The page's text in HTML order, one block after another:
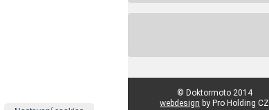
© Doktormoto 2014
webdesign by Pro Holding CZ